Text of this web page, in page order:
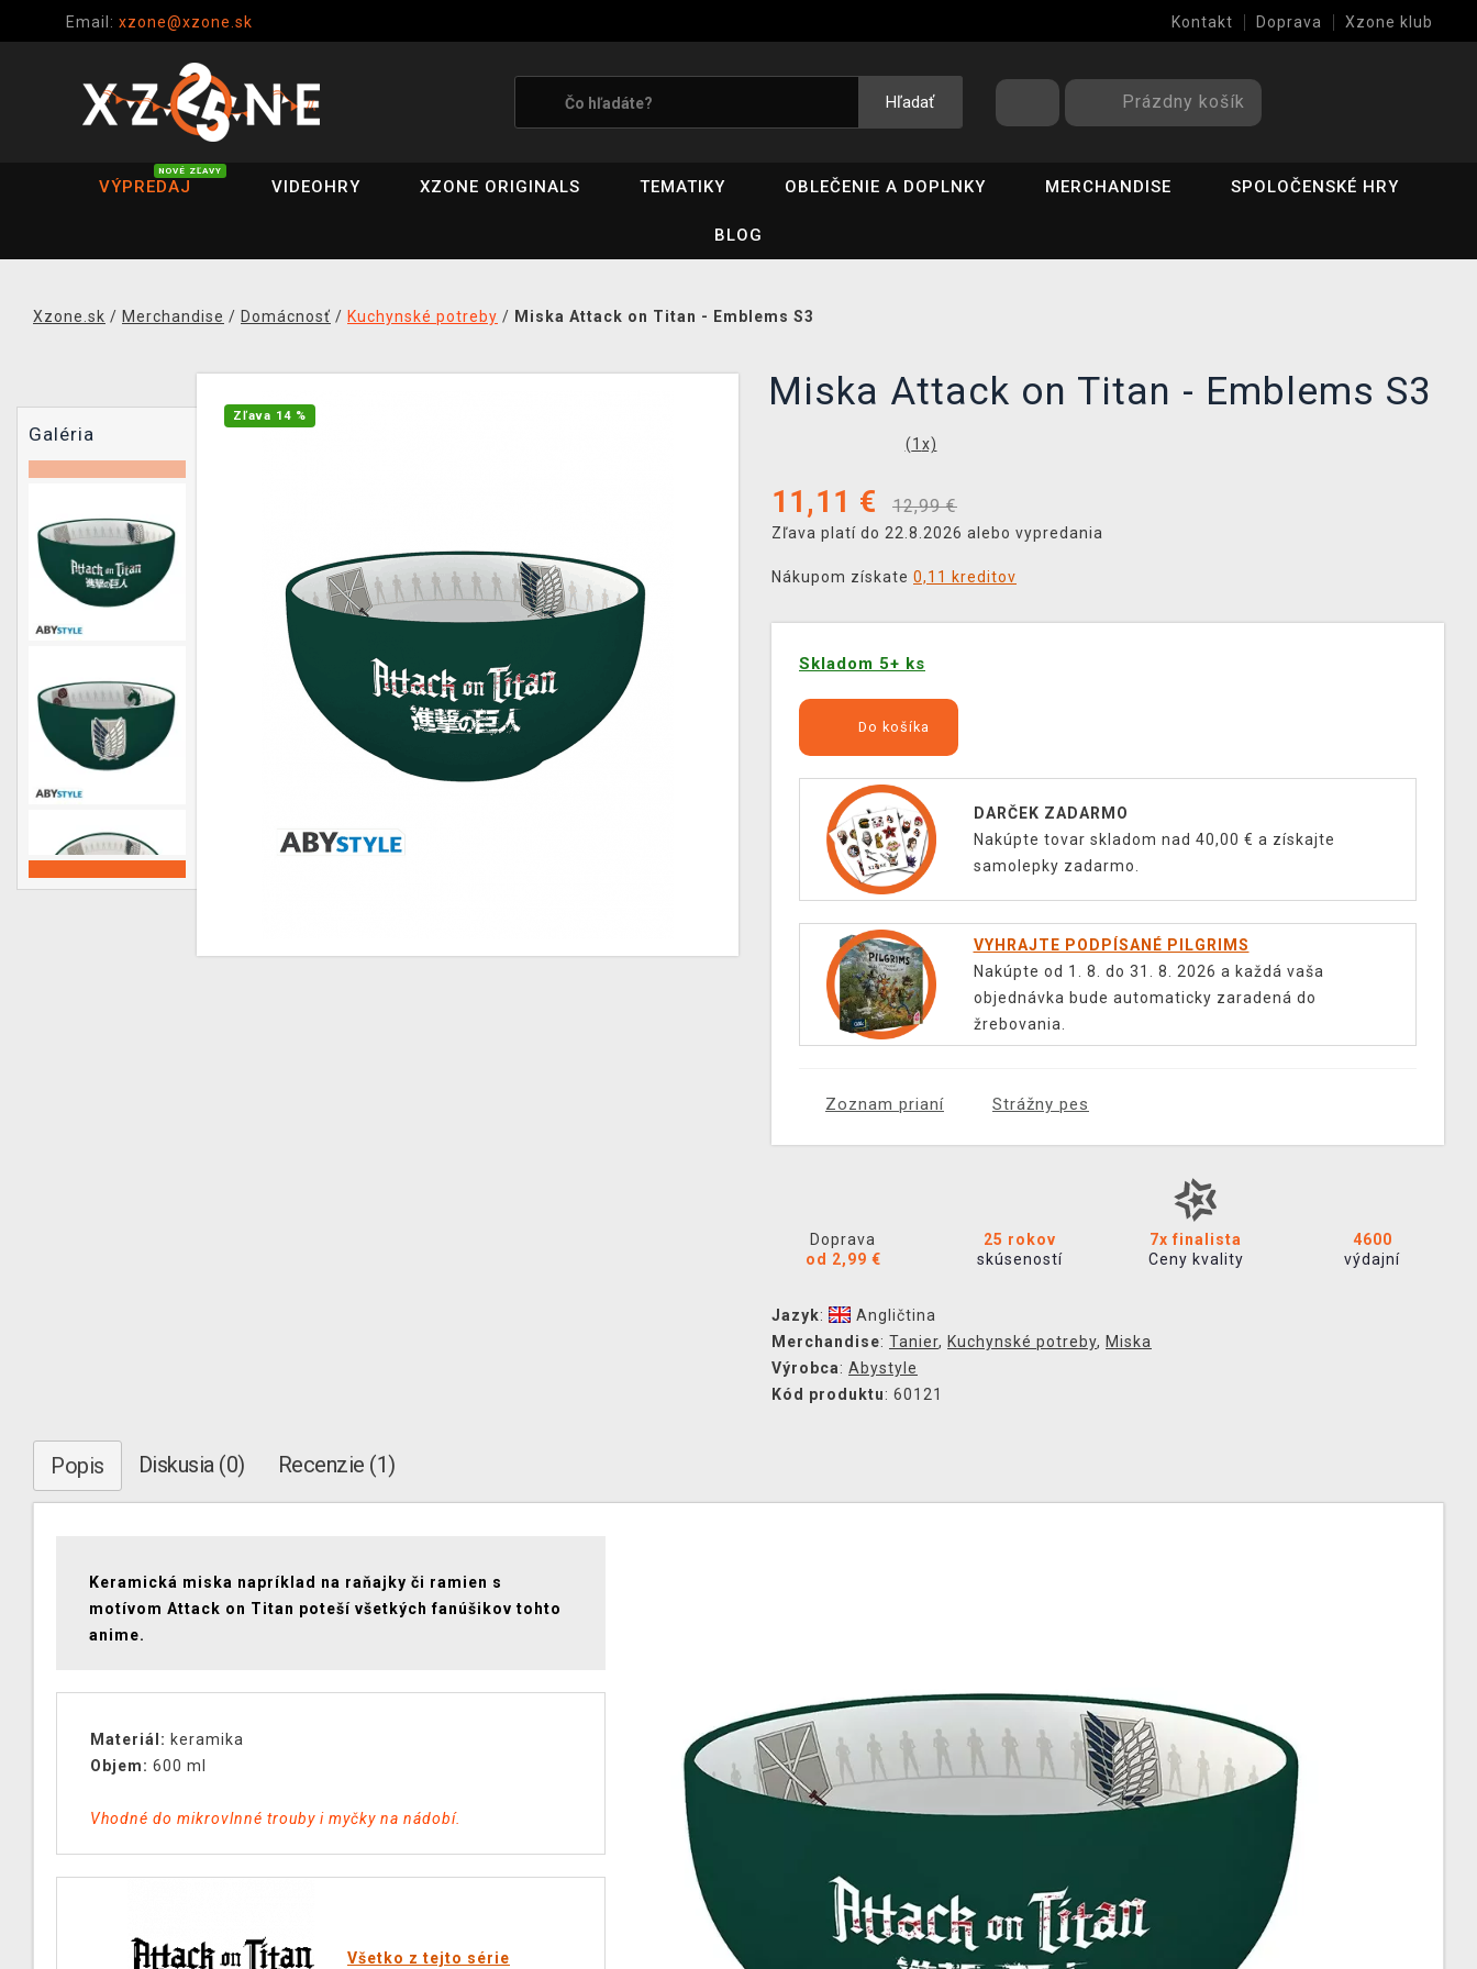
Email: xzone@xzone.sk Kontakt Doprava Xzone klub
Hľadať Prázdny košík
VÝPREDAJ
NOVÉ ZĽAVY
VIDEOHRY XZONE ORIGINALS TEMATIKY OBLEČENIE A DOPLNKY MERCHANDISE SPOLOČENSKÉ HRY
BLOG
Xzone.sk / Merchandise / Domácnosť / Kuchynské potreby / Miska Attack on Titan - Emblems S3
Galéria
Zľava 14 %
Miska Attack on Titan - Emblems S3
(1 x)
11,11 € 12,99 €
Zľava platí do 22.8.2026 alebo vypredania
Nákupom získate 0,11 kreditov
Skladom 5+ ks
Do košíka
DARČEK ZADARMO
Nakúpte tovar skladom nad 40,00 € a získajte
samolepky zadarmo.
VYHRAJTE PODPÍSANÉ PILGRIMS
Nakúpte od 1. 8. do 31. 8. 2026 a každá vaša
objednávka bude automaticky zaradená do
žrebovania.
Zoznam prianí Strážny pes
Doprava
od 2,99 €
25 rokov
skúseností
7x finalista
Ceny kvality
4600
výdajní
Jazyk:
Angličtina
Merchandise: Tanier, Kuchynské potreby, Miska
Výrobca: Abystyle
Kód produktu: 60121
Popis Diskusia (0) Recenzie (1)
Keramická miska napríklad na raňajky či ramien s
motívom Attack on Titan poteší všetkých fanúšikov tohto
anime.
Materiál: keramika
Objem: 600 ml
Vhodné do mikrovlnné trouby i myčky na nádobí.
Všetko z tejto série